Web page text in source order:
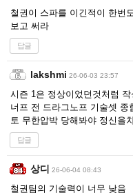
철권이 스파를 이긴적이 한번
보고 써라
답글
lakshmi 26-06-03 23:57
시즌 1은 정상이었던것처럼
너프 전 드라그노프 기술셋
토 무한압박 당해봐야 정신을
답글
상디 26-06-04 08:43
철권팀의 기술력이 너무 낮음